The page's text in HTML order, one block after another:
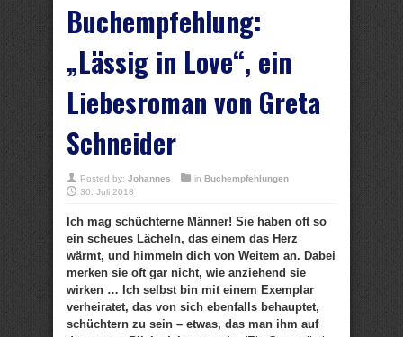
Buchempfehlung:
„Lässig in Love“, ein
Liebesroman von Greta
Schneider
Posted by: Johannes in Buchempfehlungen
30. Juli 2018
Ich mag schüchterne Männer! Sie haben oft so
ein scheues Lächeln, das einem das Herz
wärmt, und himmeln dich von Weitem an. Dabei
merken sie oft gar nicht, wie anziehend sie
wirken … Ich selbst bin mit einem Exemplar
verheiratet, das von sich ebenfalls behauptet,
schüchtern zu sein – etwas, das man ihm auf